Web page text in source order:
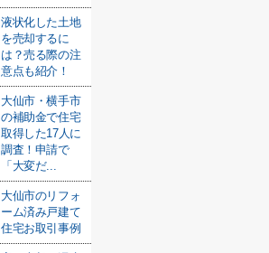
液状化した土地
を売却するに
は？売る際の注
意点も紹介！
大仙市・横手市
の補助金で住宅
取得した17人に
調査！申請で
「大変だ...
大仙市のリフォ
ーム済み戸建て
住宅お取引事例